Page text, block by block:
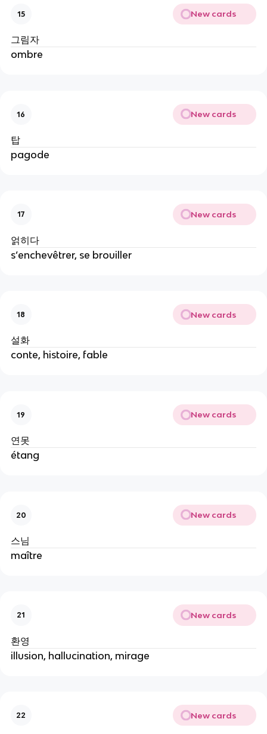
15 New cards
그림자
ombre
16 New cards
탑
pagode
17 New cards
얽히다
s’enchevêtrer, se brouiller
18 New cards
설화
conte, histoire, fable
19 New cards
연못
étang
20 New cards
스님
maître
21 New cards
환영
illusion, hallucination, mirage
22 New cards